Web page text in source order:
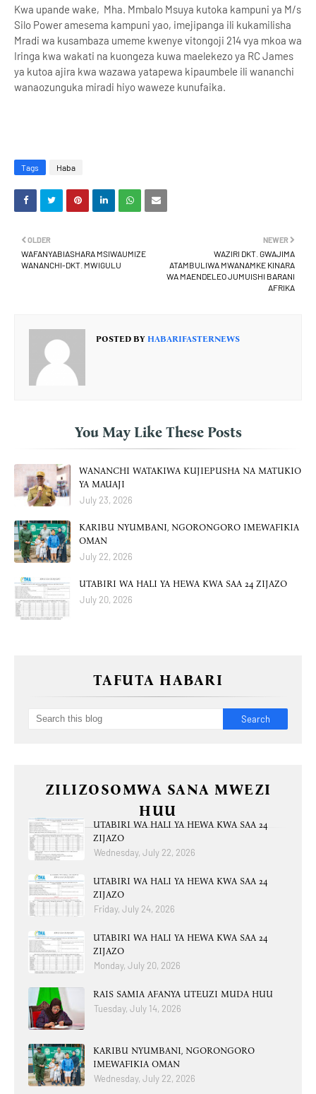
Kwa upande wake, Mha. Mmbalo Msuya kutoka kampuni ya M/s
Silo Power amesema kampuni yao, imejipanga ili kukamilisha
Mradi wa kusambaza umeme kwenye vitongoji 214 vya mkoa wa
Iringa kwa wakati na kuongeza kuwa maelekezo ya RC James
ya kutoa ajira kwa wazawa yatapewa kipaumbele ili wananchi
wanaozunguka miradi hiyo waweze kunufaika.
Tags Haba
NEWER
WAZIRI DKT. GWAJIMA
ATAMBULIWA MWANAMKE KINARA
WA MAENDELEO JUMUISHI BARANI
AFRIKA
OLDER
WAFANYABIASHARA MSIWAUMIZE
WANANCHI-DKT. MWIGULU
POSTED BY HABARIFASTERNEWS
You May Like These Posts
WANANCHI WATAKIWA KUJIEPUSHA NA MATUKIO
YA MAUAJI
July 23, 2026
KARIBU NYUMBANI, NGORONGORO IMEWAFIKIA
OMAN
July 22, 2026
UTABIRI WA HALI YA HEWA KWA SAA 24 ZIJAZO
July 20, 2026
TAFUTA HABARI
ZILIZOSOMWA SANA MWEZI
HUU
UTABIRI WA HALI YA HEWA KWA SAA 24
ZIJAZO
Wednesday, July 22, 2026
UTABIRI WA HALI YA HEWA KWA SAA 24
ZIJAZO
Friday, July 24, 2026
UTABIRI WA HALI YA HEWA KWA SAA 24
ZIJAZO
Monday, July 20, 2026
RAIS SAMIA AFANYA UTEUZI MUDA HUU
Tuesday, July 14, 2026
KARIBU NYUMBANI, NGORONGORO
IMEWAFIKIA OMAN
Wednesday, July 22, 2026